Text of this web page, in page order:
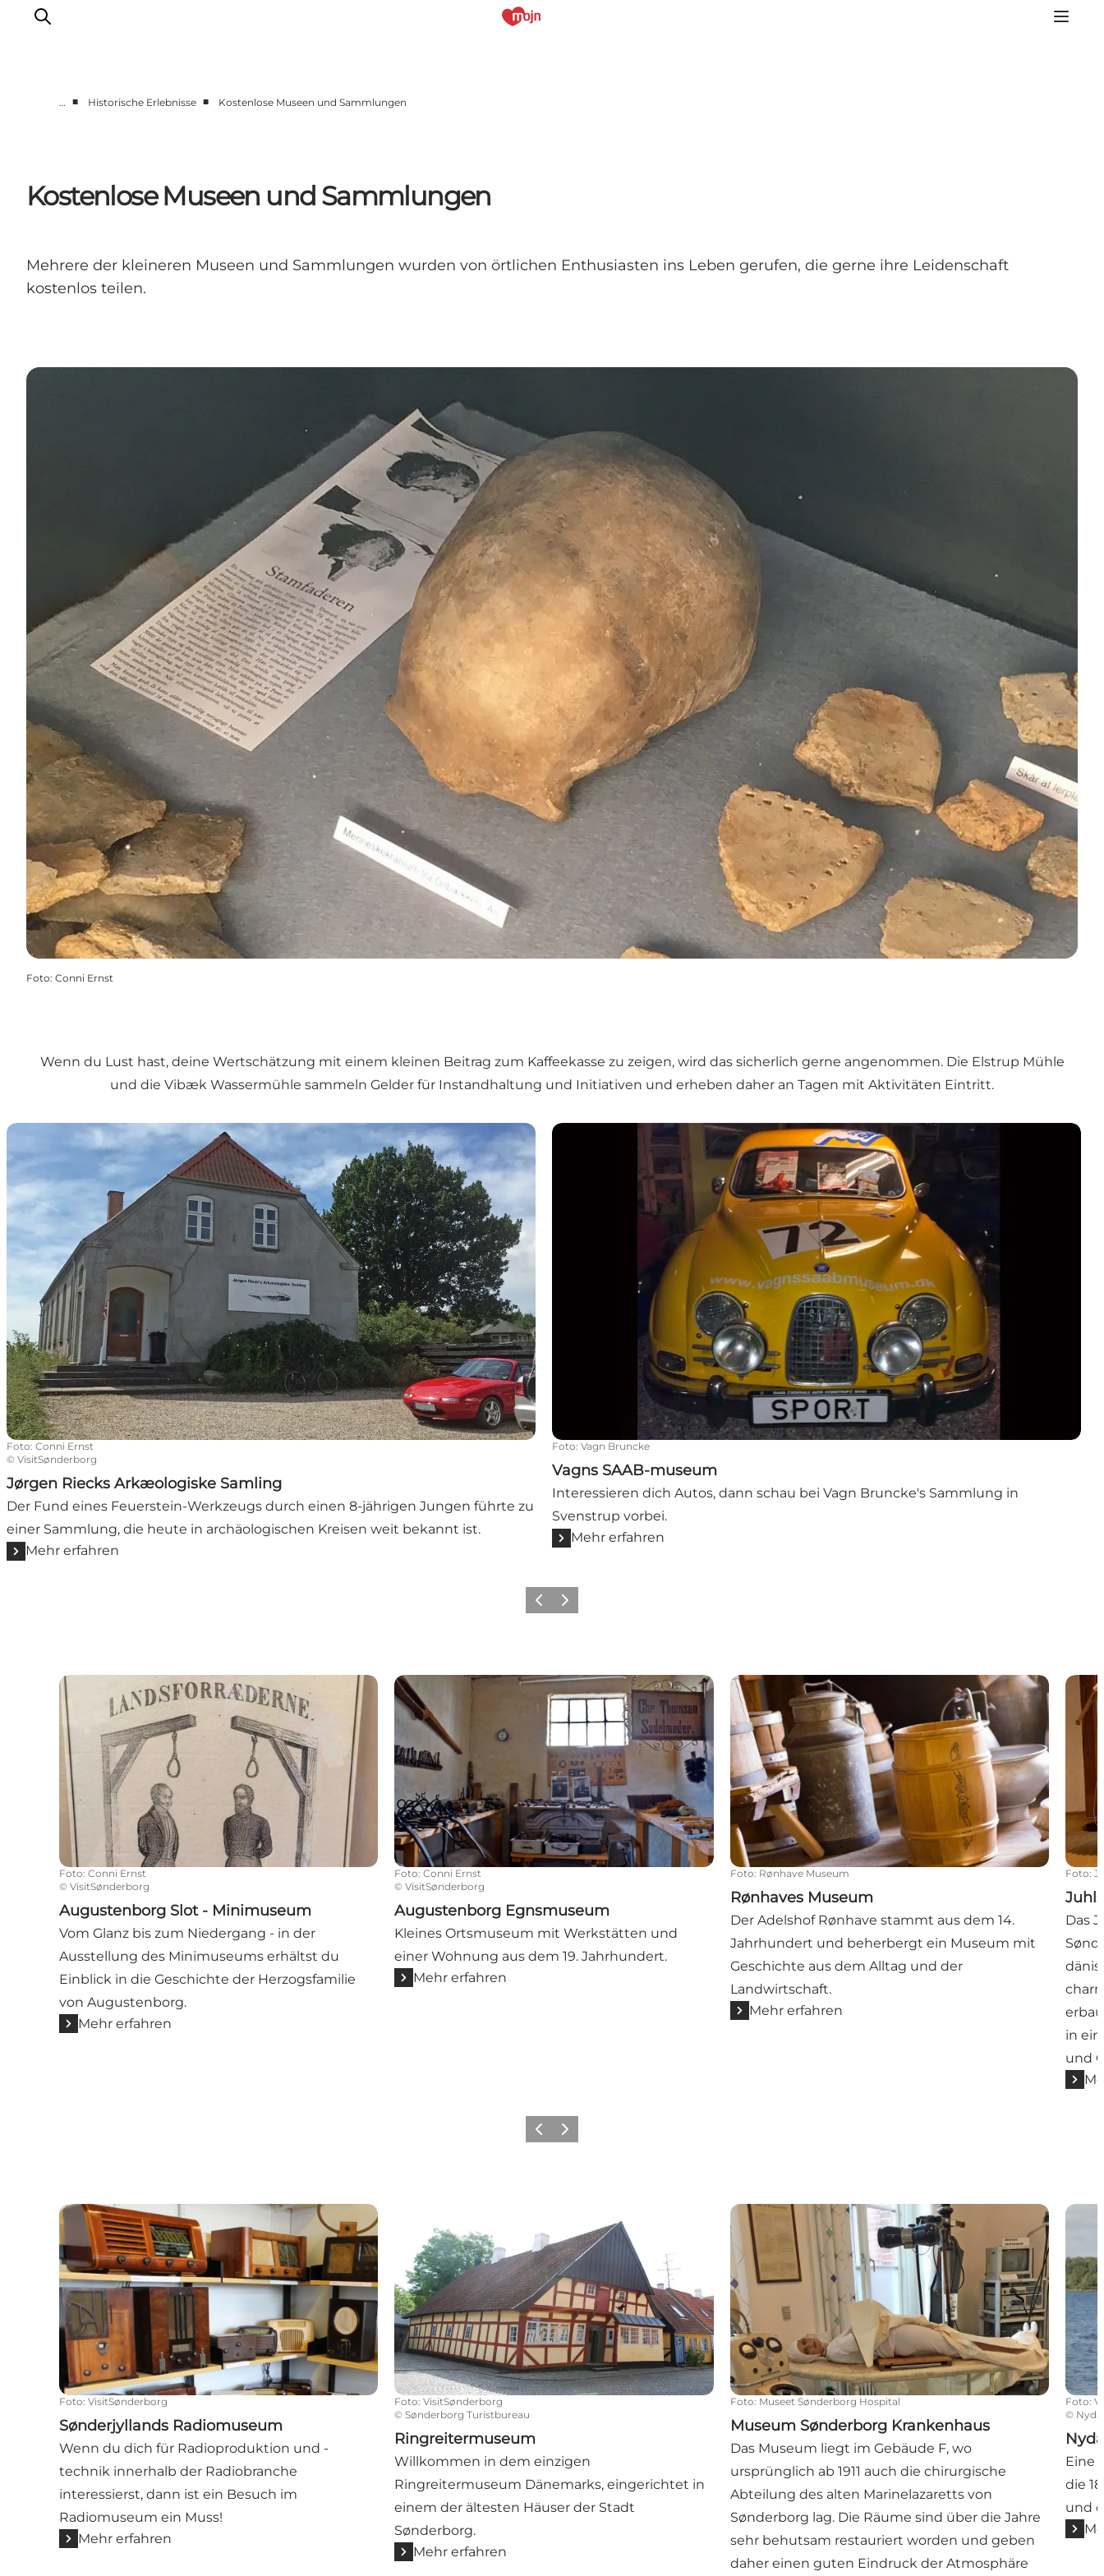
Natur
Übernachtung
Information
… ■ Historische Erlebnisse ■ Kostenlose Museen und Sammlungen
Kostenlose Museen und Sammlungen
Mehrere der kleineren Museen und Sammlungen wurden von örtlichen Enthusiasten ins Leben gerufen, die gerne ihre Leidenschaft
kostenlos teilen.
Foto: Conni Ernst
Wenn du Lust hast, deine Wertschätzung mit einem kleinen Beitrag zum Kaffeekasse zu zeigen, wird das sicherlich gerne angenommen. Die Elstrup Mühle
und die Vibæk Wassermühle sammeln Gelder für Instandhaltung und Initiativen und erheben daher an Tagen mit Aktivitäten Eintritt.
Jørgen Riecks Arkæologiske Samling
Foto: Conni Ernst
© VisitSønderborg
Jørgen Riecks Arkæologiske Samling
Der Fund eines Feuerstein-Werkzeugs durch einen 8-jährigen Jungen führte zu
einer Sammlung, die heute in archäologischen Kreisen weit bekannt ist.
Mehr erfahren
Vagns SAAB-museum
Foto: Vagn Bruncke
Vagns SAAB-museum
Interessieren dich Autos, dann schau bei Vagn Bruncke's Sammlung in
Svenstrup vorbei.
Mehr erfahren
ZurückWeiter
Augustenborg Slot - Minimuseum
Foto: Conni Ernst
© VisitSønderborg
Augustenborg Slot - Minimuseum
Vom Glanz bis zum Niedergang - in der
Ausstellung des Minimuseums erhältst du
Einblick in die Geschichte der Herzogsfamilie
von Augustenborg.
Mehr erfahren
Augustenborg Egnsmuseum
Foto: Conni Ernst
©VisitSønderborg
Augustenborg Egnsmuseum
Kleines Ortsmuseum mit Werkstätten und
einer Wohnung aus dem 19. Jahrhundert.
Mehr erfahren
Rønhaves Museum
Foto: Rønhave Museum
Rønhaves Museum
Der Adelshof Rønhave stammt aus dem 14.
Jahrhundert und beherbergt ein Museum mit
Geschichte aus dem Alltag und der
Landwirtschaft.
Mehr erfahren
Juhls
Foto:
Das
in
und
ZurückWeiter
Sønderjyllands Radiomuseum
Foto: VisitSønderborg
Sønderjyllands Radiomuseum
Wenn du dich für Radioproduktion und -
technik innerhalb der Radiobranche
interessierst, dann ist ein Besuch im
Radiomuseum ein Muss!
Mehr erfahren
Foto: VisitSønderborg
©Sønderborg Turistbureau
Ringreitermuseum
Willkommen in dem einzigen
Ringreitermuseum Dänemarks, eingerichtet in
einem der ältesten Häuser der Stadt
Sønderborg.
Mehr erfahren
Museum Sønderborg Krankenhaus
Foto: Museet Sønderborg Hospital
Museum Sønderborg Krankenhaus
Das Museum liegt im Gebäude F, wo
ursprünglich ab 1911 auch die chirurgische
Abteilung des alten Marinelazaretts von
Sønderborg lag. Die Räume sind über die Jahre
sehr behutsam restauriert worden und geben
daher einen guten Eindruck der Atmosphäre
Foto:
©
Eine
die
und